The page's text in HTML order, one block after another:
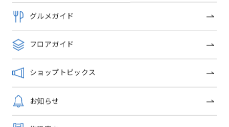
グルメガイド
フロアガイド
ショップトピックス
お知らせ
ショップトピックス一覧
OFFICIAL SNS